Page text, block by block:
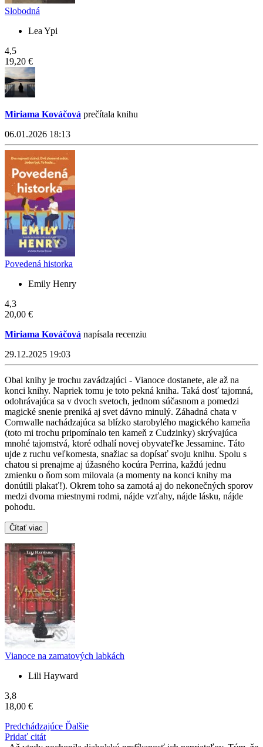
Slobodná
Lea Ypi
4,5
19,20 €
Miriama Kováčová prečítala knihu
06.01.2026 18:13
Povedená historka
Emily Henry
4,3
20,00 €
Miriama Kováčová napísala recenziu
29.12.2025 19:03
Obal knihy je trochu zavádzajúci - Vianoce dostanete, ale až na
konci knihy. Napriek tomu je toto pekná kniha. Taká dosť tajomná,
odohrávajúca sa v dvoch svetoch, jednom súčasnom a pomedzi
magické snenie preniká aj svet dávno minulý. Záhadná chata v
Cornwalle nachádzajúca sa blízko starobylého magického kameňa
(toto mi trochu pripomínalo ten kameň z Cudzinky) skrývajúca
mnohé tajomstvá, ktoré odhalí novej obyvateľke Jessamine. Táto
ujde z ruchu veľkomesta, snažiac sa dopísať svoju knihu. Spolu s
chatou si prenajme aj úžasného kocúra Perrina, každú jednu
zmienku o ňom som milovala (a momenty na konci knihy ma
donútili plakať!). Okrem toho sa zamotá aj do nekonečných sporov
medzi dvoma miestnymi rodmi, nájde vzťahy, nájde lásku, nájde
pohodu.
Čítať viac
Vianoce na zamatových labkách
Lili Hayward
3,8
18,00 €
Predchádzajúce Ďalšie
Pridať citát